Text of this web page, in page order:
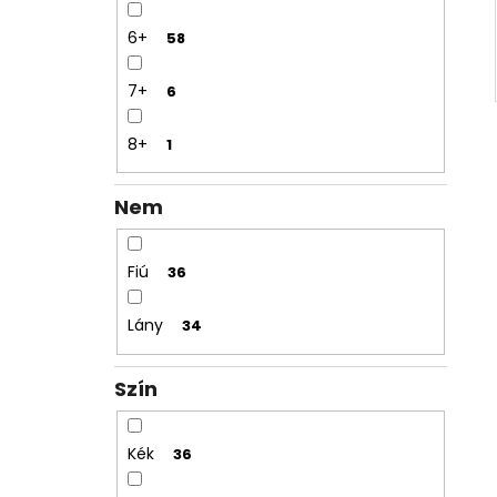
6+ 58
7+ 6
8+ 1
Nem
Fiú 36
Lány 34
Szín
Kék 36